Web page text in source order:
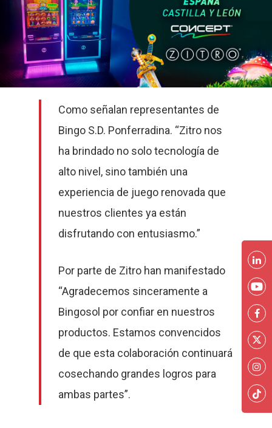
Como señalan representantes de
Bingo S.D. Ponferradina. “Zitro nos
ha brindado no solo tecnología de
alto nivel, sino también una
experiencia de juego renovada que
nuestros clientes ya están
disfrutando con entusiasmo.”
Por parte de Zitro han manifestado
“Agradecemos sinceramente a
Bingosol por confiar en nuestros
productos. Estamos convencidos
de que esta colaboración continuará
cosechando grandes logros para
ambas partes”.